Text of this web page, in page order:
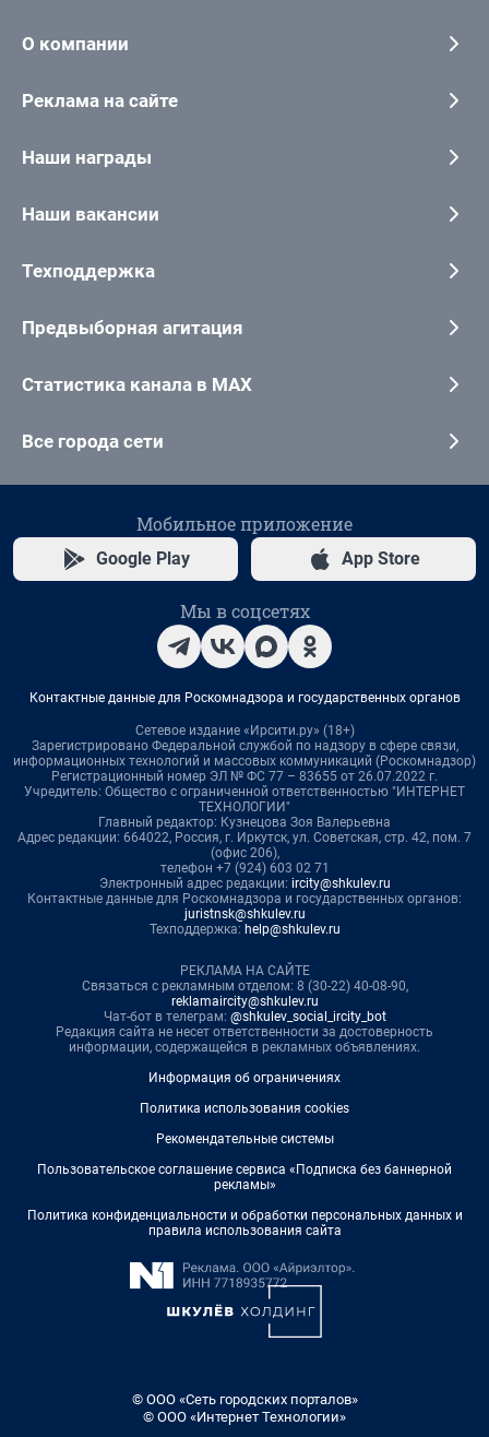
О компании
Реклама на сайте
Наши награды
Наши вакансии
Техподдержка
Предвыборная агитация
Статистика канала в MAX
Все города сети
Мобильное приложение
Google Play App Store
Мы в соцсетях
Контактные данные для Роскомнадзора и государственных органов
Сетевое издание «Ирсити.ру» (18+)
Зарегистрировано Федеральной службой по надзору в сфере связи,
информационных технологий и массовых коммуникаций (Роскомнадзор)
Регистрационный номер ЭЛ № ФС 77 – 83655 от 26.07.2022 г.
Учредитель: Общество с ограниченной ответственностью "ИНТЕРНЕТ
ТЕХНОЛОГИИ"
Главный редактор: Кузнецова Зоя Валерьевна
Адрес редакции: 664022, Россия, г. Иркутск, ул. Советская, стр. 42, пом. 7
(офис 206),
телефон +7 (924) 603 02 71
Электронный адрес редакции: ircity@shkulev.ru
Контактные данные для Роскомнадзора и государственных органов:
juristnsk@shkulev.ru
Техподдержка: help@shkulev.ru
РЕКЛАМА НА САЙТЕ
Связаться с рекламным отделом: 8 (30-22) 40-08-90,
reklamaircity@shkulev.ru
Чат-бот в телеграм: @shkulev_social_ircity_bot
Редакция сайта не несет ответственности за достоверность
информации, содержащейся в рекламных объявлениях.
Информация об ограничениях
Политика использования cookies
Рекомендательные системы
Пользовательское соглашение сервиса «Подписка без баннерной
рекламы»
Политика конфиденциальности и обработки персональных данных и
правила использования сайта
© ООО «Сеть городских порталов»
© ООО «Интернет Технологии»